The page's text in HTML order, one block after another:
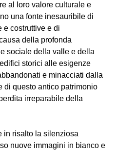
al loro valore culturale e
una fonte inesauribile di
e costruttive e di
della profonda
sociale della valle e della
storici alle esigenze
e minacciati dalla
di questo antico patrimonio
irreparabile della
in risalto la silenziosa
nuove immagini in bianco e